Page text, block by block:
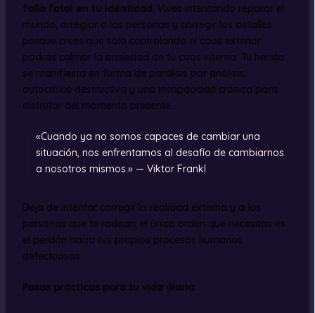
fallo fatal en tu identidad . Vives intentando reparar el
mundo, arreglar a las personas y corregir los detalles
porque crees que solo controlando el caos exterior
podrás calmar la ansiedad de tu caos interno. Tu herida
se manifiesta en forma de parálisis por análisis,
autocrítica destructiva y una incapacidad crónica para
disfrutar del momento presente.
«Cuando ya no somos capaces de cambiar una
situación, nos enfrentamos al desafío de cambiarnos
a nosotros mismos.» — Viktor Frankl
Deja de intentar corregir la realidad externa y a las
personas que te rodean; el único orden que necesitas es
el perdón hacia tus propios procesos humanos
defectuosos.
Pasos prácticos para tu vida diaria: